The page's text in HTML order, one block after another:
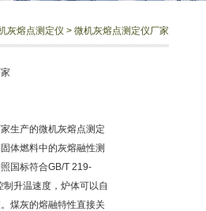
灰熔点测定仪 > 微机灰熔点测定仪厂家
生产的微机灰熔点测定
体燃料中的灰熔融性测
国标符合GB/T 219-
升温速度，炉体可以自
煤灰的熔融特性直接关